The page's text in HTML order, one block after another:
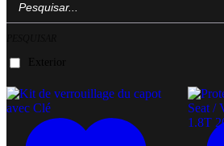
search
Exterior